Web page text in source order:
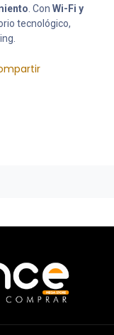
. Con Wi-Fi y
tecnológico,